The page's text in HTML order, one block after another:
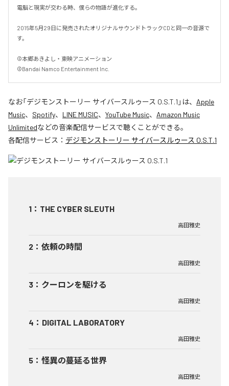
電脳と現実が交わる時、僕らの物語が進化する。
2015年5月29日に発売されたオリジナルサウンドトラックCDと同一の音源で
す。
©本郷あきよし・東映アニメーション
©Bandai Namco Entertainment Inc.
なお「デジモンストーリー サイバースルゥース O.S.T.1 」は、 Apple
Music、 Spotify、 LINE MUSIC、 YouTube Music、 Amazon Music
Unlimitedなどの音楽配信サービスで聴くことができる。
各配信サービス： デジモンストーリー サイバースルゥース O.S.T.1
1 ： THE CYBER SLEUTH
高田雅史
2 ： 依頼の時間
高田雅史
3 ： クーロンを駆ける
高田雅史
4 ： DIGITAL LABORATORY
高田雅史
5 ： 怪異の蔓延る世界
高田雅史